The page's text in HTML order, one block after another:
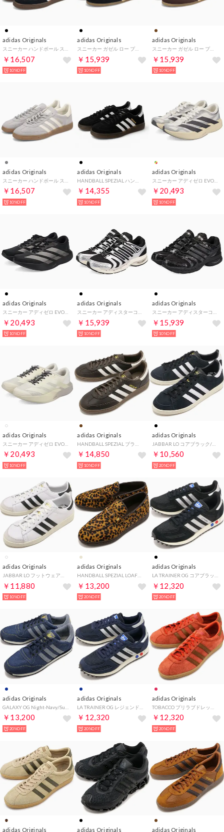
adidas Originals
￥16,507
10%OFF
adidas Originals
￥15,939
10%OFF
adidas Originals
スニーカー ガゼル ロー プロファイル メンズ GAZELLE LO PRO W ブラウン IH6932 （MMM）
￥15,939
10%OFF
adidas Originals
￥16,507
10%OFF
adidas Originals
￥14,355
10%OFF
adidas Originals
スニーカー アディゼロ EVO SL EXO メンズ ADIZERO EVO SL EXO マルチ KJ0430 （MMM）
￥20,493
10%OFF
adidas Originals
￥20,493
10%OFF
adidas Originals
￥15,939
10%OFF
adidas Originals
￥15,939
10%OFF
adidas Originals
￥20,493
10%OFF
adidas Originals
￥14,850
10%OFF
adidas Originals
JABBAR LO コアブラック/フットウェアホワイト/オフホワイト [JQ4427]
￥10,560
20%OFF
adidas Originals
￥11,880
10%OFF
adidas Originals
￥13,200
20%OFF
adidas Originals
￥12,320
20%OFF
adidas Originals
￥13,200
20%OFF
adidas Originals
￥12,320
20%OFF
adidas Originals
￥12,320
20%OFF
adidas Originals adidas Originals adidas Originals